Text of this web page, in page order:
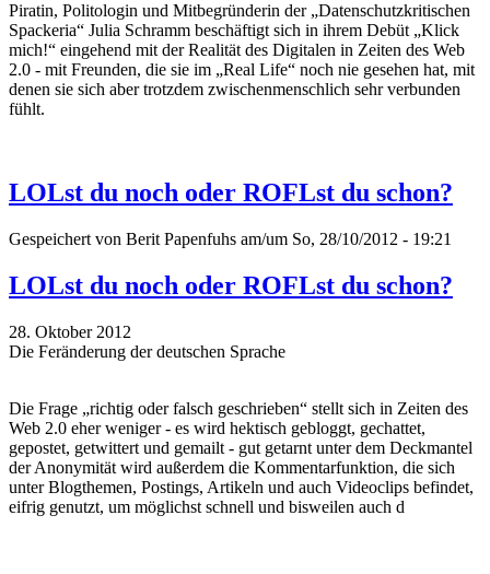
Piratin, Politologin und Mitbegründerin der „Datenschutzkritischen
Spackeria“ Julia Schramm beschäftigt sich in ihrem Debüt „Klick
mich!“ eingehend mit der Realität des Digitalen in Zeiten des Web
2.0 - mit Freunden, die sie im „Real Life“ noch nie gesehen hat, mit
denen sie sich aber trotzdem zwischenmenschlich sehr verbunden
fühlt.
LOLst du noch oder ROFLst du schon?
Gespeichert von Berit Papenfuhs am/um So, 28/10/2012 - 19:21
LOLst du noch oder ROFLst du schon?
28. Oktober 2012
Die Feränderung der deutschen Sprache
Die Frage „richtig oder falsch geschrieben“ stellt sich in Zeiten des
Web 2.0 eher weniger - es wird hektisch gebloggt, gechattet,
gepostet, getwittert und gemailt - gut getarnt unter dem Deckmantel
der Anonymität wird außerdem die Kommentarfunktion, die sich
unter Blogthemen, Postings, Artikeln und auch Videoclips befindet,
eifrig genutzt, um möglichst schnell und bisweilen auch d